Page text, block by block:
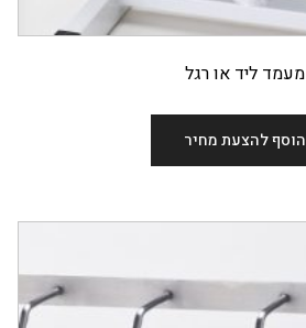
מעמד ליד או רגל
הוסף להצעת מחיר